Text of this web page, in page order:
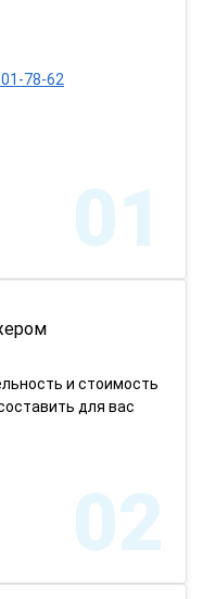
78-62
01
и стоимость
для вас
02